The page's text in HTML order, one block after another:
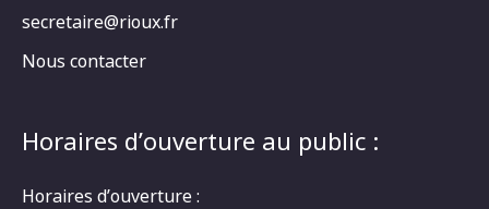
secretaire@rioux.fr
Nous contacter
Horaires d’ouverture au public :
Horaires d’ouverture :